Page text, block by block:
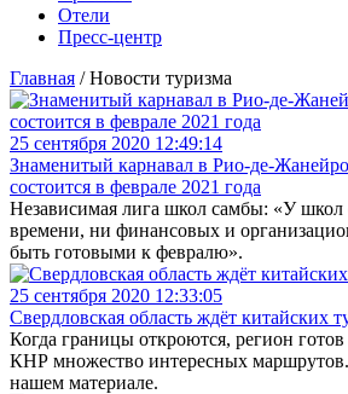
Отели
Пресс-центр
Главная /Новости туризма
25 сентября 2020 12:49:14
Знаменитый карнавал в Рио-де-
состоится в феврале 2021 года
Независимая лига школ самбы: «У школ
времени, ни финансовых и
быть готовыми к февралю».
25 сентября 2020 12:33:05
Свердловская область ждёт китайских
Когда границы откроются, регион
КНР множество интересных
нашем материале.